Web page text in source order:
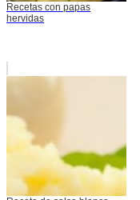
Recetas con papas
hervidas